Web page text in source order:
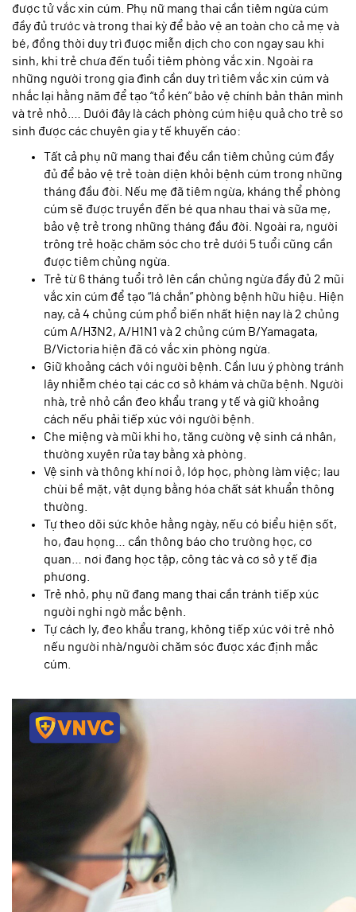
được tử vắc xin cúm. Phụ nữ mang thai cần tiêm ngừa cúm
đầy đủ trước và trong thai kỳ để bảo vệ an toàn cho cả mẹ và
bé, đồng thời duy trì được miễn dịch cho con ngay sau khi
sinh, khi trẻ chưa đến tuổi tiêm phòng vắc xin. Ngoài ra
những người trong gia đình cần duy trì tiêm vắc xin cúm và
nhắc lại hằng năm để tạo “tổ kén” bảo vệ chính bản thân mình
và trẻ nhỏ.… Dưới đây là cách phòng cúm hiệu quả cho trẻ sơ
sinh được các chuyên gia y tế khuyến cáo:
Tất cả phụ nữ mang thai đều cần tiêm chủng cúm đầy
đủ để bảo vệ trẻ toàn diện khỏi bệnh cúm trong những
tháng đầu đời. Nếu mẹ đã tiêm ngừa, kháng thể phòng
cúm sẽ được truyền đến bé qua nhau thai và sữa mẹ,
bảo vệ trẻ trong những tháng đầu đời. Ngoài ra, người
trông trẻ hoặc chăm sóc cho trẻ dưới 5 tuổi cũng cần
được tiêm chủng ngừa.
Trẻ từ 6 tháng tuổi trở lên cần chủng ngừa đầy đủ 2 mũi
vắc xin cúm để tạo “lá chắn” phòng bệnh hữu hiệu. Hiện
nay, cả 4 chủng cúm phổ biến nhất hiện nay là 2 chủng
cúm A/H3N2, A/H1N1 và 2 chủng cúm B/Yamagata,
B/Victoria hiện đã có vắc xin phòng ngừa.
Giữ khoảng cách với người bệnh. Cần lưu ý phòng tránh
lây nhiễm chéo tại các cơ sở khám và chữa bệnh. Người
nhà, trẻ nhỏ cần đeo khẩu trang y tế và giữ khoảng
cách nếu phải tiếp xúc với người bệnh.
Che miệng và mũi khi ho, tăng cường vệ sinh cá nhân,
thường xuyên rửa tay bằng xà phòng.
Vệ sinh và thông khí nơi ở, lớp học, phòng làm việc; lau
chùi bề mặt, vật dụng bằng hóa chất sát khuẩn thông
thường.
Tự theo dõi sức khỏe hằng ngày, nếu có biểu hiện sốt,
ho, đau họng… cần thông báo cho trường học, cơ
quan… nơi đang học tập, công tác và cơ sở y tế địa
phương.
Trẻ nhỏ, phụ nữ đang mang thai cần tránh tiếp xúc
người nghi ngờ mắc bệnh.
Tự cách ly, đeo khẩu trang, không tiếp xúc với trẻ nhỏ
nếu người nhà/người chăm sóc được xác định mắc
cúm.